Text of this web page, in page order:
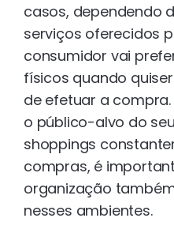
casos, dependendo
serviços oferecidos
consumidor vai
físicos quando
de efetuar a
o público-alvo do
shoppings
compras, é
organização
nesses ambientes.